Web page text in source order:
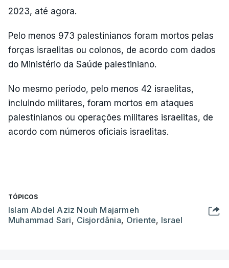
2023, até agora.
Pelo menos 973 palestinianos foram mortos pelas
forças israelitas ou colonos, de acordo com dados
do Ministério da Saúde palestiniano.
No mesmo período, pelo menos 42 israelitas,
incluindo militares, foram mortos em ataques
palestinianos ou operações militares israelitas, de
acordo com números oficiais israelitas.
TÓPICOS
Islam Abdel Aziz Nouh Majarmeh
Muhammad Sari, Cisjordânia, Oriente, Israel